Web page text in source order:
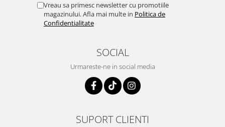
Vreau sa primesc newsletter cu promotiile
magazinului. Afla mai multe in Politica de
Confidentialitate
SOCIAL
Urmareste-ne in social media
SUPORT CLIENTI